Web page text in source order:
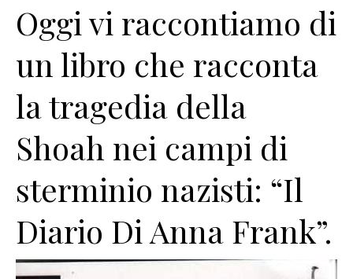
Oggi vi raccontiamo di
un libro che racconta
la tragedia della
Shoah nei campi di
sterminio nazisti: “Il
Diario Di Anna Frank”.